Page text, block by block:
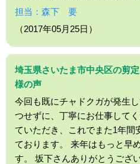
担当：森下 要
（2017年05月25日）
埼玉県さいたま市中央区の剪
様の声
今回も既にチャドクガが発生
つせずに、丁寧にお仕事して
ていただき、これでまた1年間
ております。 来年はもっと早
す。 坂下さんありがとうござ